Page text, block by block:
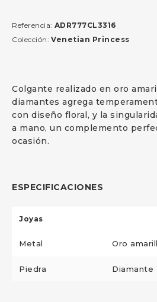
Colgante realizado en oro
diamantes agrega
con diseño floral, y la
a mano, un complemento
ocasión.
ESPECIFICACIONES
Joyas
Metal Oro
Piedra Diamante
Referencia: ADR777CL3316
Colección: Venetian Princess